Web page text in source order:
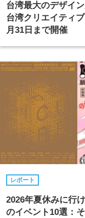
台湾最大のデザイ
台湾クリエイティ
月31日まで開催
レポート
2026年夏休みに行
のイベント10選：